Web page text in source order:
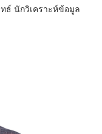
ธ์ นักวิเคราะห์ข้อมูล